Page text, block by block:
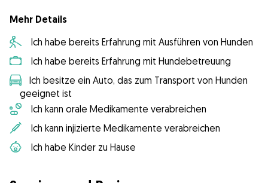
Mehr Details
Ich habe bereits Erfahrung mit Ausführen von Hunden
Ich habe bereits Erfahrung mit Hundebetreuung
Ich besitze ein Auto, das zum Transport von Hunden
geeignet ist
Ich kann orale Medikamente verabreichen
Ich kann injizierte Medikamente verabreichen
Ich habe Kinder zu Hause